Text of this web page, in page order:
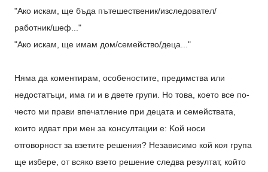
"Ако искам, ще бъда пътешественик/изследовател/
работник/шеф..."
"Ако искам, ще имам дом/семейство/деца..."
Няма да коментирам, особеностите, предимства или
недостатъци, има ги и в двете групи. Но това, което все по-
често ми прави впечатление при децата и семействата,
които идват при мен за консултации е: Kой носи
отговорност за взетите решения? Независимо кой коя група
ще избере, от всяко взето решение следва резултат, който